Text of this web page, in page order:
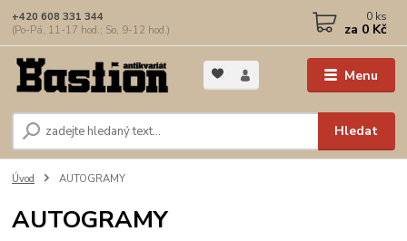
Menu
Hledat
+420 608 331 344
(Po-Pá, 11-17 hod.; So, 9-12 hod.)
0 ks
za 0 Kč
Úvod AUTOGRAMY
AUTOGRAMY